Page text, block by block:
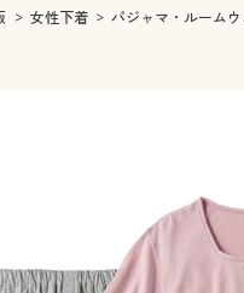
ィース通販すべてインナー・下着通
ジュニア・ティー
女性下着 パジャマ・ルーム